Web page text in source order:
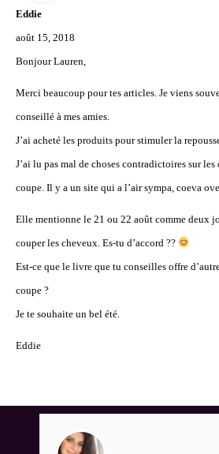
Eddie
août 15, 2018
Bonjour Lauren,
Merci beaucoup pour tes articles. Je viens
conseillé à mes amies.
J’ai acheté les produits pour stimuler la
J’ai lu pas mal de choses contradictoires sur
coupe. Il y a un site qui a l’air sympa, coeva
Elle mentionne le 21 ou 22 août comme deux
couper les cheveux. Es-tu d’accord ??
Est-ce que le livre que tu conseilles offre
coupe ?
Je te souhaite un bel été.
Eddie